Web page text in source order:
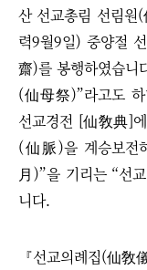
산 선교총림 선림
력9월9일) 중양절
齋)를 봉행하였습니
(仙母祭)”라고도 하
선교경전 [仙敎典]
(仙脈)을 계승보전
月)”을 기리는 “선
니다.
『선교의례집(仙敎